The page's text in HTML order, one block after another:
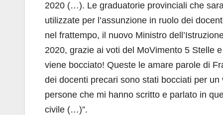
2020 (…). Le graduatorie provinciali che
utilizzate per l’assunzione in ruolo dei
nel frattempo, il nuovo Ministro
2020, grazie ai voti del MoVimento 5 Stelle
viene bocciato! Queste le amare parole di
dei docenti precari sono stati bocciati per
persone che mi hanno scritto e parlato in
civile (…)”.